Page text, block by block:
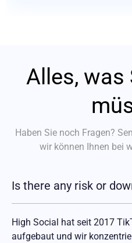
Alles, was
Haben Sie noch Fragen?
wir können Ihnen bei
Is there any risk or
High Social hat seit 2017
aufgebaut und wir